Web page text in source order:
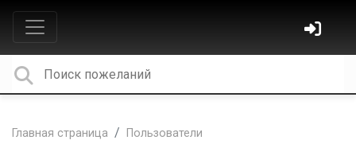
Главная страница Пользователи